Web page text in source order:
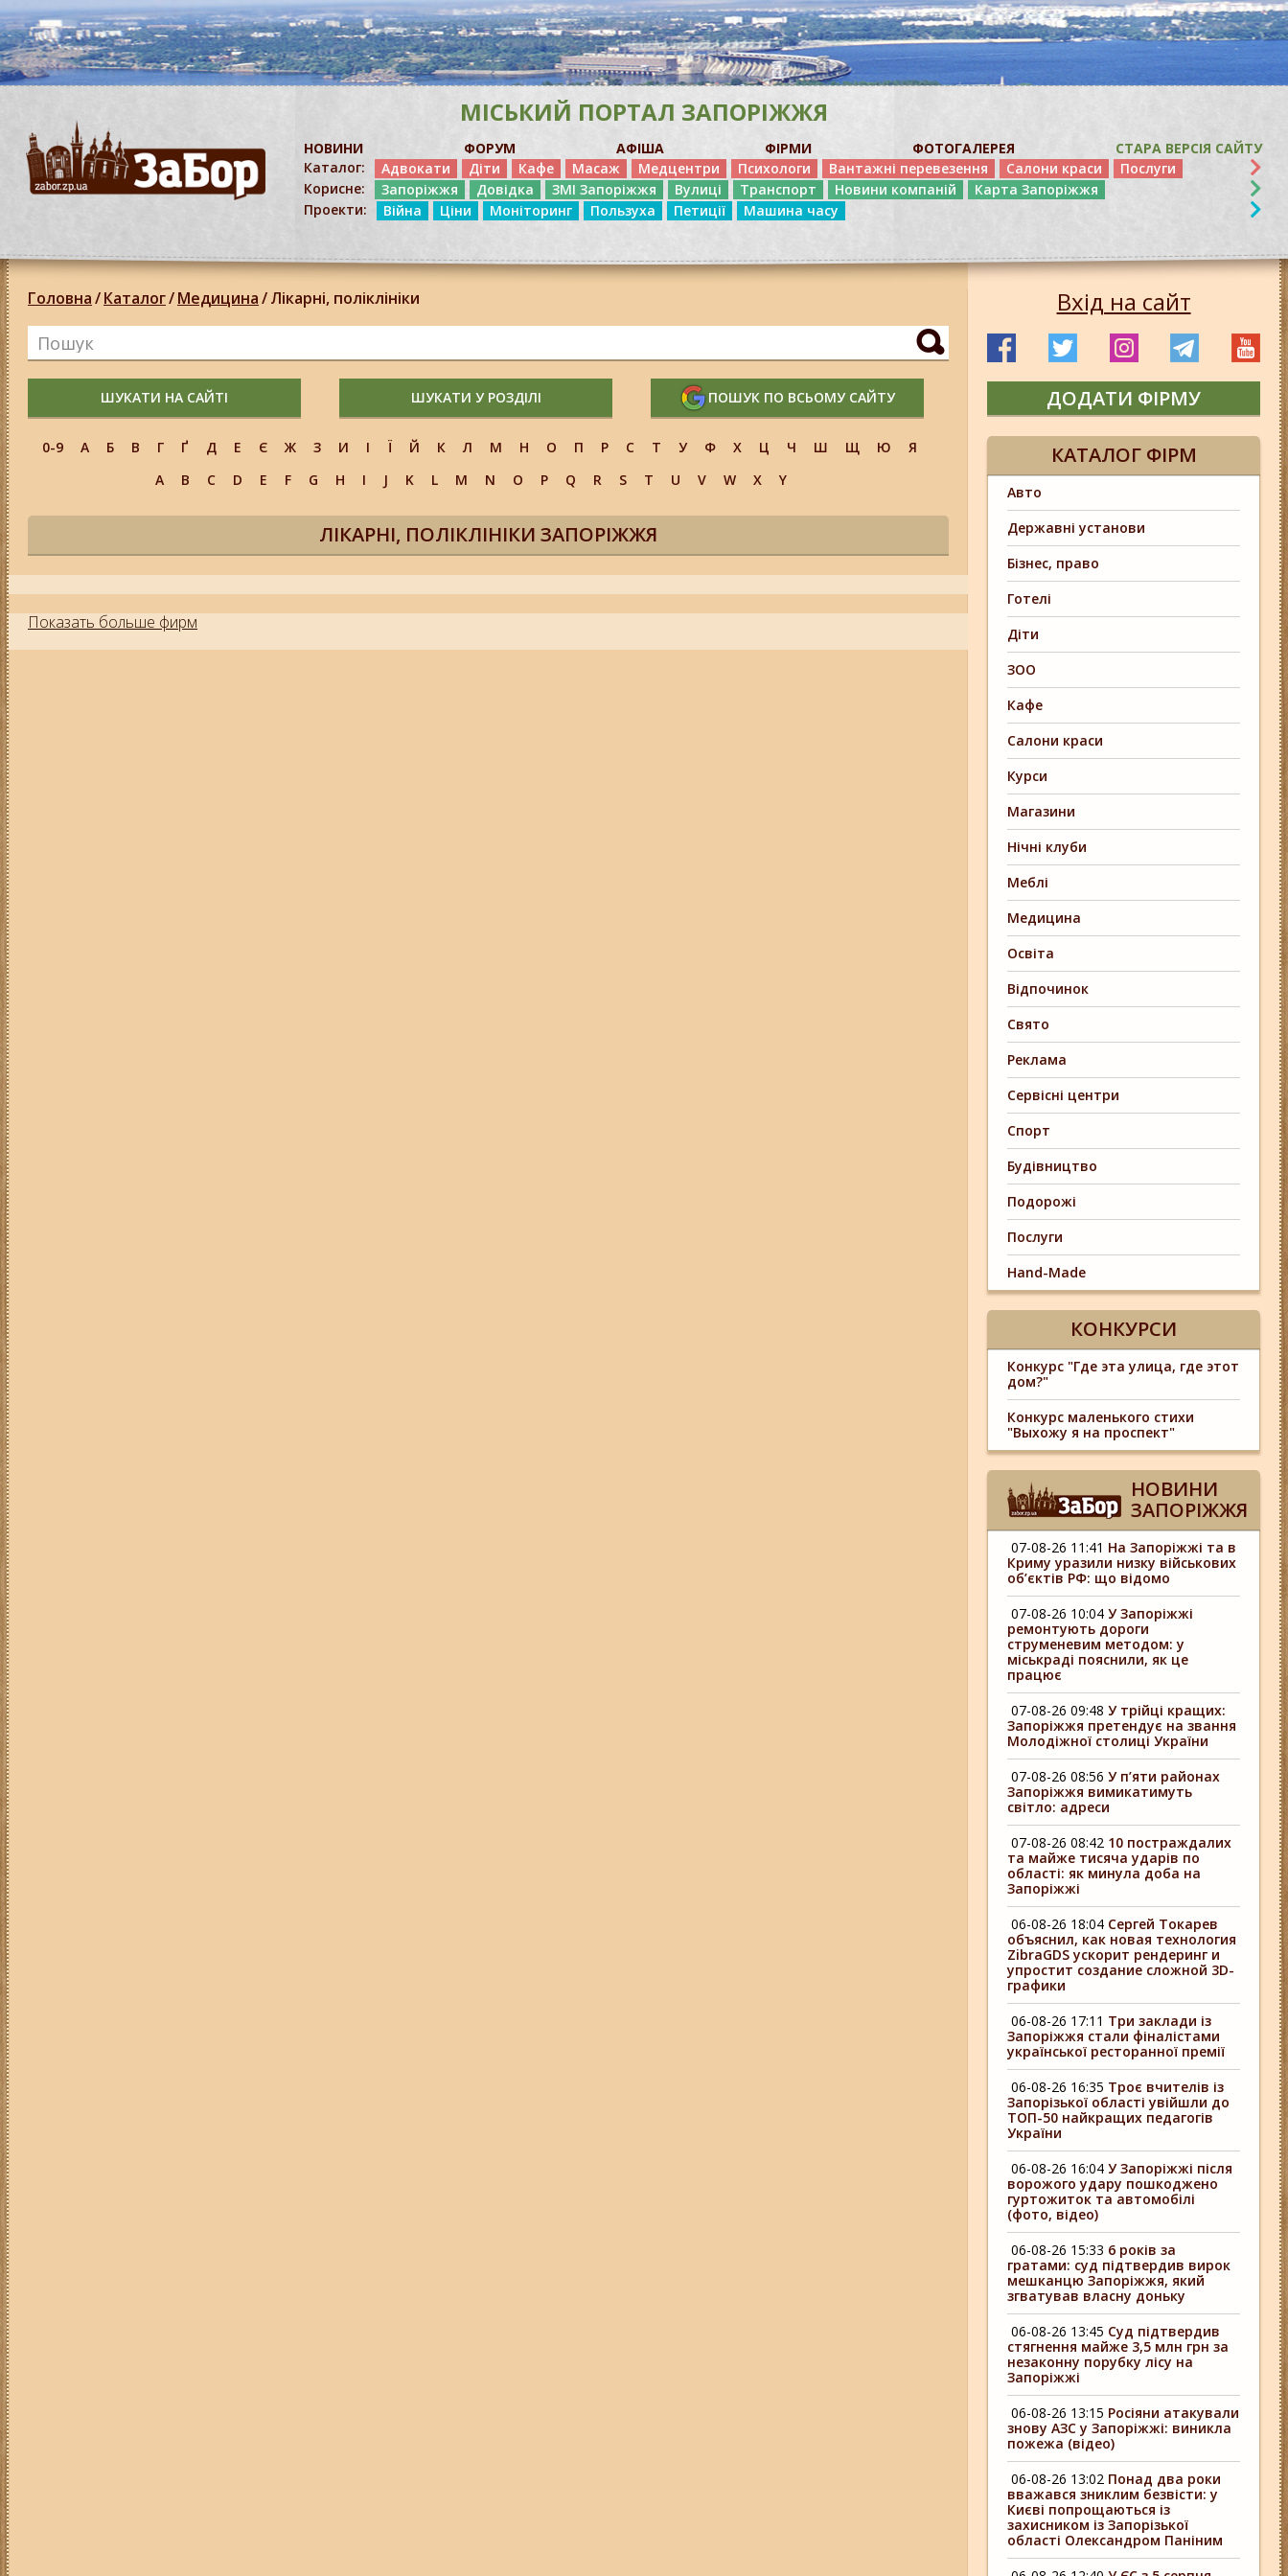
МІСЬКИЙ ПОРТАЛ ЗАПОРІЖЖЯ
НОВИНИ ФОРУМ АФІША ФІРМИ ФОТОГАЛЕРЕЯ
СТАРА ВЕРСІЯ САЙТУ
Каталог:
Адвокати Діти Кафе Масаж Медцентри Психологи Вантажні перевезення Салони краси
Послуги
Корисне:
Запоріжжя Довідка ЗМІ Запоріжжя Вулиці Транспорт Новини компаній
Карта Запоріжжя
Проекти:
Війна Ціни Моніторинг Пользуха Петиції Машина часу
Головна/Каталог/Медицина/Лікарні, поліклініки
ШУКАТИ НА САЙТІ ШУКАТИ У РОЗДІЛІ ПОШУК ПО ВСЬОМУ САЙТУ
0-9 А Б В Г Ґ Д Е Є Ж З И І Ї Й К Л М Н О П Р С Т У Ф Х Ц Ч Ш Щ Ю
Я
A
B C D E F G H I J K L M N O P Q R S T U V W X Y
ЛІКАРНІ, ПОЛІКЛІНІКИ ЗАПОРІЖЖЯ
Показать больше фирм
Вхід на сайт
ДОДАТИ ФІРМУ
КАТАЛОГ ФІРМ
Авто
Державні установи
Бізнес, право
Готелі
Діти
ЗОО
Кафе
Салони краси
Курси
Магазини
Нічні клуби
Меблі
Медицина
Освіта
Відпочинок
Свято
Реклама
Сервісні центри
Спорт
Будівництво
Подорожі
Послуги
Hand-Made
КОНКУРСИ
Конкурс "Где эта улица, где этот
дом?"
Конкурс маленького стихи
"Выхожу я на проспект"
НОВИНИ
ЗАПОРІЖЖЯ
07-08-26 11:41 На Запоріжжі та в
Криму уразили низку військових
об’єктів РФ: що відомо
07-08-26 10:04 У Запоріжжі
ремонтують дороги
струменевим методом: у
міськраді пояснили, як це
працює
07-08-26 09:48 У трійці кращих:
Запоріжжя претендує на звання
Молодіжної столиці України
07-08-26 08:56 У п’яти районах
Запоріжжя вимикатимуть
світло: адреси
07-08-26 08:42 10 постраждалих
та майже тисяча ударів по
області: як минула доба на
Запоріжжі
06-08-26 18:04 Сергей Токарев
объяснил, как новая технология
ZibraGDS ускорит рендеринг и
упростит создание сложной 3D-
графики
06-08-26 17:11 Три заклади із
Запоріжжя стали фіналістами
української ресторанної премії
06-08-26 16:35 Троє вчителів із
Запорізької області увійшли до
ТОП-50 найкращих педагогів
України
06-08-26 16:04 У Запоріжжі після
ворожого удару пошкоджено
гуртожиток та автомобілі
(фото, відео)
06-08-26 15:33 6 років за
гратами: суд підтвердив вирок
мешканцю Запоріжжя, який
згватував власну доньку
06-08-26 13:45 Суд підтвердив
стягнення майже 3,5 млн грн за
незаконну порубку лісу на
Запоріжжі
06-08-26 13:15 Росіяни атакували
знову АЗС у Запоріжжі: виникла
пожежа (відео)
06-08-26 13:02 Понад два роки
вважався зниклим безвісти: у
Києві попрощаються із
захисником із Запорізької
області Олександром Паніним